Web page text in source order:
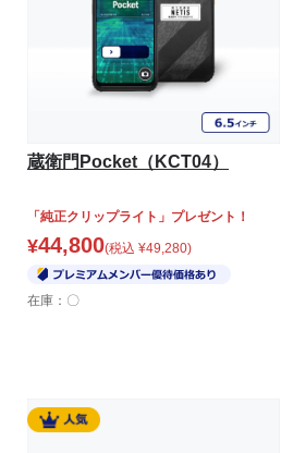
蔵衛門Pocket（KCT04）
「純正クリップライト」プレゼント！
¥44,800(税込 ¥49,280)
在庫：〇